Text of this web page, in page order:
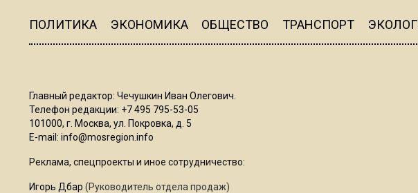
ПОЛИТИКА ЭКОНОМИКА ОБЩЕСТВО ТРАНСПОРТ
Главный редактор: Чечушкин Иван Олегович.
Телефон редакции: +7 495 795-53-05
101000, г. Москва, ул. Покровка, д. 5
E-mail: info@mosregion.info
Реклама, спецпроекты и иное сотрудничество:
Игорь Дбар (Руководитель отдела продаж)